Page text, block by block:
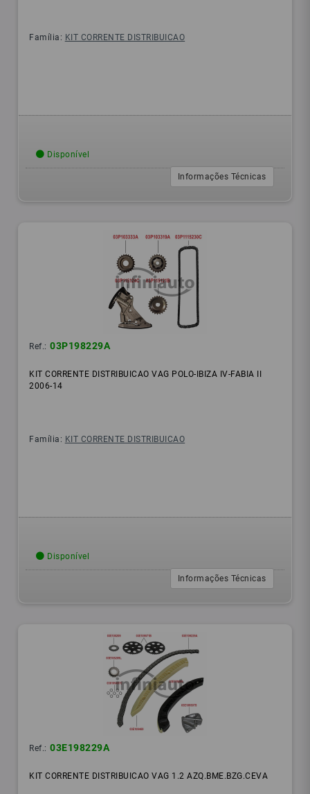
Família: KIT CORRENTE DISTRIBUICAO
Disponível
Informações Técnicas
Ref.: 03P198229A
KIT CORRENTE DISTRIBUICAO VAG POLO-IBIZA IV-FABIA II
2006-14
Família: KIT CORRENTE DISTRIBUICAO
Disponível
Informações Técnicas
Ref.: 03E198229A
KIT CORRENTE DISTRIBUICAO VAG 1.2 AZQ.BME.BZG.CEVA